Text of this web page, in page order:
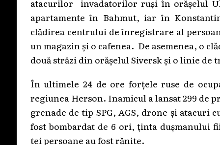
atacurilor invadatorilor ruși în orășelul
apartamente în Bahmut, iar în
clădirea centrului de înregistrare al
un magazin și o cafenea. De asemenea, o
două străzi din orășelul Siversk și o linie
În ultimele 24 de ore forțele ruse de
regiunea Herson. Inamicul a lansat 299
grenade de tip SPG, AGS, drone și
fost bombardat de 6 ori, ținta
tei persoane au fost rănite.